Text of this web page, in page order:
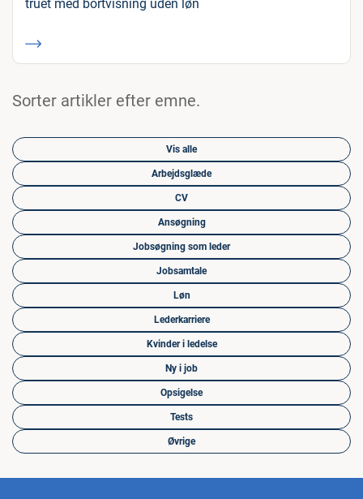
truet med bortvisning uden løn
Sorter artikler efter emne.
Vis alle
Arbejdsglæde
CV
Ansøgning
Jobsøgning som leder
Jobsamtale
Løn
Lederkarriere
Kvinder i ledelse
Ny i job
Opsigelse
Tests
Øvrige